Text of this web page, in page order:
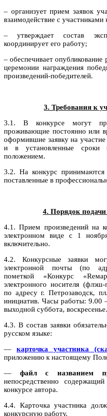
– организует прием заявок
взаимодействие с участниками
– утверждает состав
координирует его работу;
– обеспечивает опубликование
церемонии награждения
произведений-победителей.
3. Требования к
3.1. В конкурсе могут
проживающие постоянно или
оформившие заявку на
и в установленные сроки
положением.
3.2. На конкурс принимаются
поставленные в
4. Порядок
4.1. Прием произведений на
электронном виде с 1
включительно.
4.2. Конкурсные заявки
электронной почты (по
пометкой «Конкурс
электронного носителя
по адресу г. Петрозаводск,
инициатив. Часы работы:
выходной суббота, воскресенье.
4.3. В состав заявки
русском языке:
— карточка участника
приложению к настоящему
— файл с названием
непосредственно
конкурсе автора.
4.4. Карточка участника
конкурсную работу.